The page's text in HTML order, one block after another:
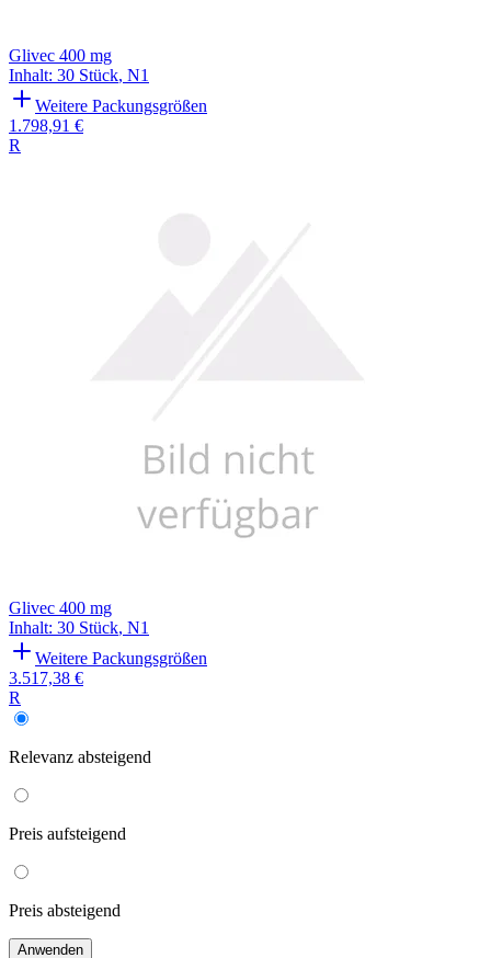
Glivec 400 mg
Inhalt: 30 Stück, N1
Weitere Packungsgrößen
1.798,91 €
R
Glivec 400 mg
Inhalt: 30 Stück, N1
Weitere Packungsgrößen
3.517,38 €
R
Relevanz absteigend
Preis aufsteigend
Preis absteigend
Anwenden